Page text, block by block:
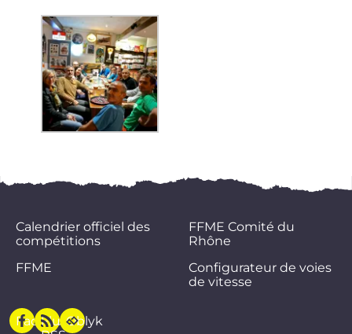
Calendrier officiel des
compétitions
FFME
FFME Comité du
Rhône
Configurateur de voies
de vitesse
Facebook
FluxOblyk